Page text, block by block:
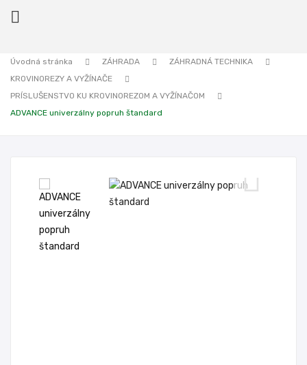

Úvodná stránka ZÁHRADA
ZÁHRADNÁ TECHNIKA
KROVINOREZY A VYŽÍNAČE
PRÍSLUŠENSTVO KU KROVINOREZOM A VYŽÍNAČOM
ADVANCE univerzálny popruh štandard